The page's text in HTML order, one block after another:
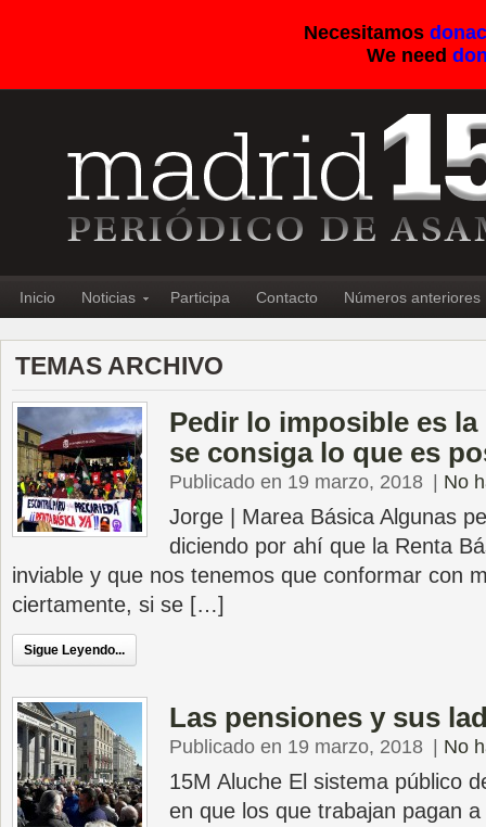
Necesitamos
We need
Inicio Noticias Participa Contacto Números anteriores
TEMAS ARCHIVO
Pedir lo imposible es la
se consiga lo que es
Publicado en 19 marzo, 2018 No
Jorge | Marea Básica Algunas
diciendo por ahí que la Renta
inviable y que nos tenemos que conformar con
ciertamente, si se […]
Sigue Leyendo...
Las pensiones y sus
Publicado en 19 marzo, 2018 No
15M Aluche El sistema público
en que los que trabajan pagan